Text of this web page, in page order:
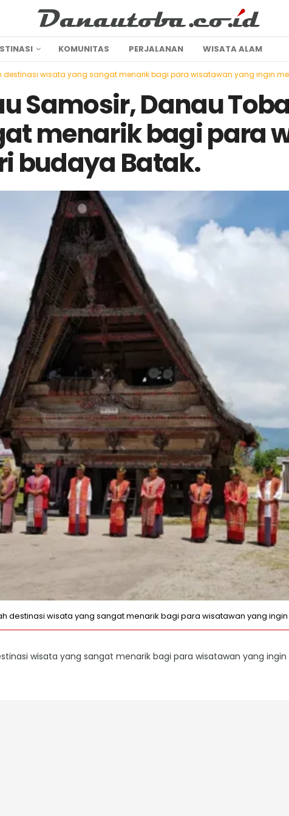
KOMUNITAS PERJALANAN WISATA ALAM
destinasi wisata yang sangat menarik bagi para wisatawan yang ingin
Samosir, Danau
menarik bagi para
budaya Batak.
destinasi wisata yang sangat menarik bagi para wisatawan yang
wisata yang sangat menarik bagi para wisatawan yang